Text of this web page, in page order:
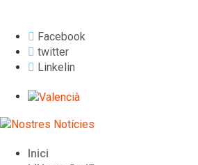
Facebook
twitter
Linkelin
Inici